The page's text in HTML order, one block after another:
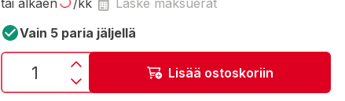
tai alkaen /kk
Laske maksuerät
Vain 5 paria jäljellä
Lisää ostoskoriin